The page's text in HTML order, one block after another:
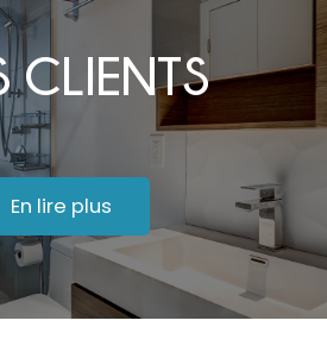
CLIENTS
En lire plus